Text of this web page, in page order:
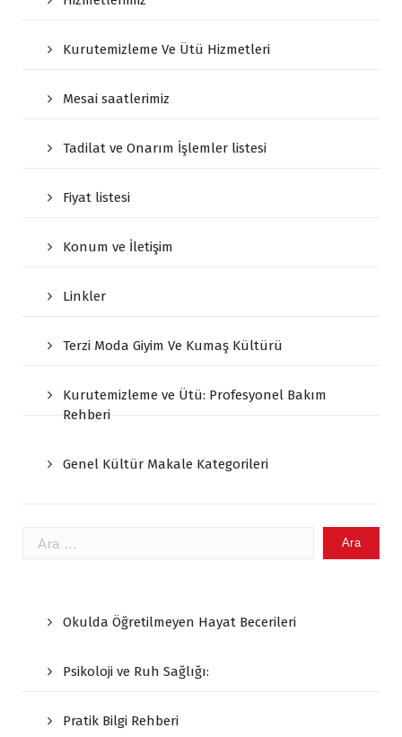
Kurutemizleme Ve Ütü Hizmetleri
Mesai saatlerimiz
Tadilat ve Onarım İşlemler listesi
Fiyat listesi
Konum ve İletişim
Linkler
Terzi Moda Giyim Ve Kumaş Kültürü
Kurutemizleme ve Ütü: Profesyonel Bakım
Rehberi
Genel Kültür Makale Kategorileri
Arama:
Okulda Öğretilmeyen Hayat Becerileri
Psikoloji ve Ruh Sağlığı:
Pratik Bilgi Rehberi